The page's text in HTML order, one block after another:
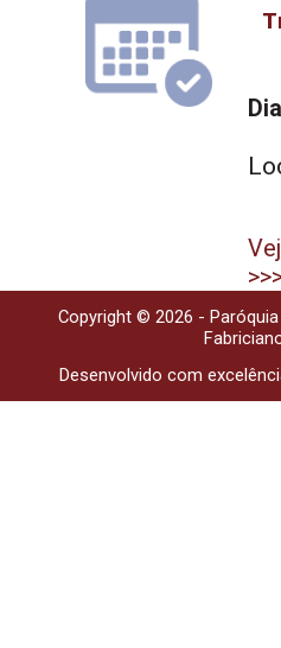
Copyright © 2026 -
Desenvolvido com